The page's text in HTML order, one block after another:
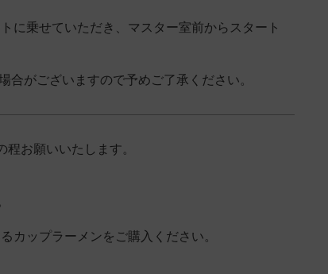
に乗せていただき、マスター室前からスタート
がございますので予めご了承ください。
お願いいたします。
カップラーメンをご購入ください。